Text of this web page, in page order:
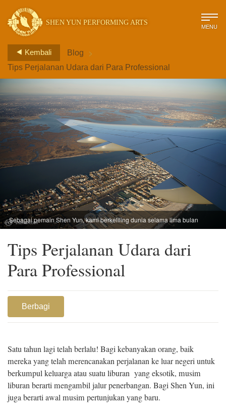
SHEN YUN PERFORMING ARTS MENU
Kembali Blog >
Tips Perjalanan Udara dari Para Professional
Sebagai pemain Shen Yun, kami berkeliling dunia selama lima bulan
dalam setahun. Berikut adalah beberapa tips yang saya peroleh
Tips Perjalanan Udara dari
Para Professional
Berbagi
Satu tahun lagi telah berlalu! Bagi kebanyakan orang, baik
mereka yang telah merencanakan perjalanan ke luar negeri untuk
berkumpul keluarga atau suatu liburan yang eksotik, musim
liburan berarti mengambil jalur penerbangan. Bagi Shen Yun, ini
juga berarti awal musim pertunjukan yang baru.